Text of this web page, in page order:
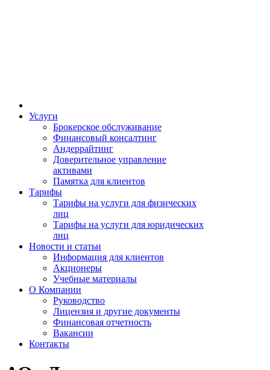
Услуги
Брокерское обслуживание
Финансовый консалтинг
Андеррайтинг
Доверительное управление
активами
Памятка для клиентов
Тарифы
Тарифы на услуги для физических
лиц
Тарифы на услуги для юридических
лиц
Новости и статьи
Информация для клиентов
Акционеры
Учебные материалы
О Компании
Руководство
Лицензия и другие документы
Финансовая отчетность
Вакансии
Контакты